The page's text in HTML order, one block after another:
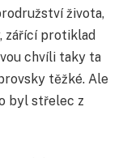
života,
zářící protiklad
chvíli taky ta
těžké. Ale
byl střelec z